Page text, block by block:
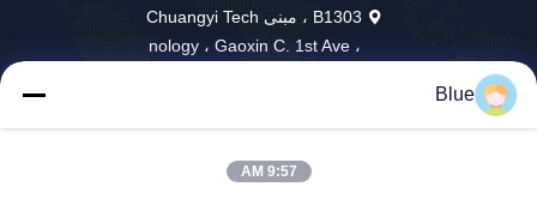
B1303 ، مبنى Chuangyi Tech
nology ، Gaoxin C. 1st Ave ،
Blue
9:57 AM